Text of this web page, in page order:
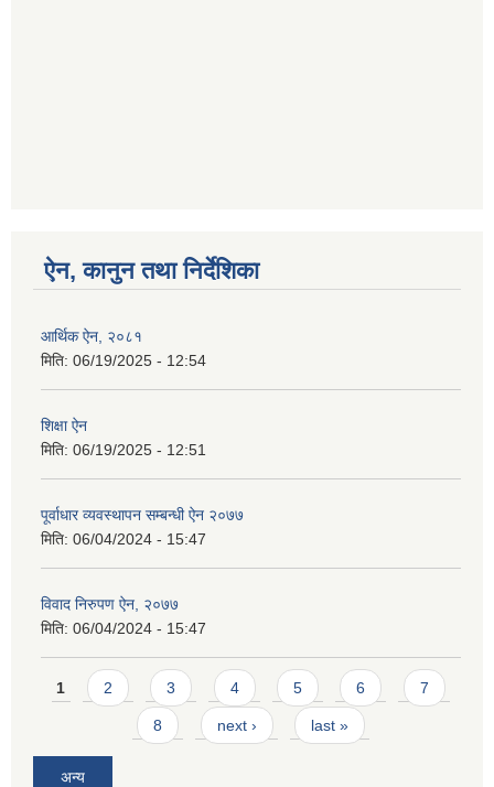
ऐन, कानुन तथा निर्देशिका
आर्थिक ऐन, २०८१
मिति: 06/19/2025 - 12:54
शिक्षा ऐन
मिति: 06/19/2025 - 12:51
पूर्वाधार व्यवस्थापन सम्बन्धी ऐन २०७७
मिति: 06/04/2024 - 15:47
विवाद निरुपण ऐन, २०७७
मिति: 06/04/2024 - 15:47
Pages
1 2 3 4 5 6 7
8 next › last »
अन्य